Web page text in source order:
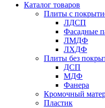
Каталог товаров
Плиты с
ЛДСП
Фасадные
ЛМДФ
ЛХДФ
Плиты без
ДСП
МДФ
Фанера
Кромочный
Пластик